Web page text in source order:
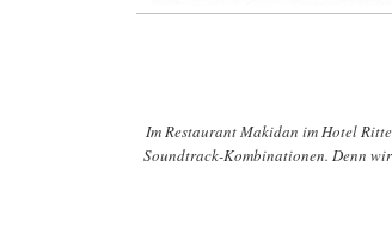
Im Restaurant Makidan im Hotel
Soundtrack-Kombinationen. Denn